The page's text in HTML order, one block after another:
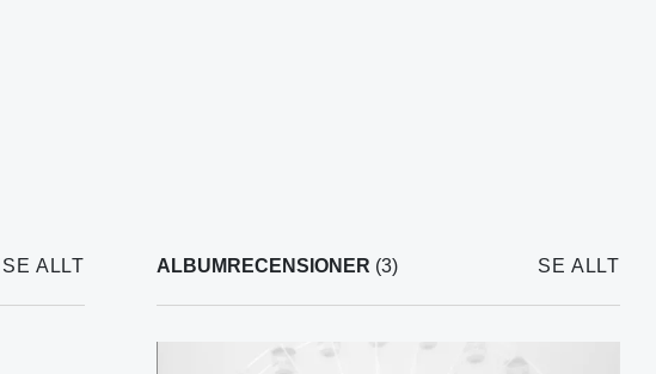
SE ALLT ALBUMRECENSIONER (3) SE ALLT